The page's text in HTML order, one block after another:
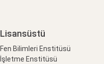
Lisansüstü
Fen Bilimleri Enstitüsü
İşletme Enstitüsü